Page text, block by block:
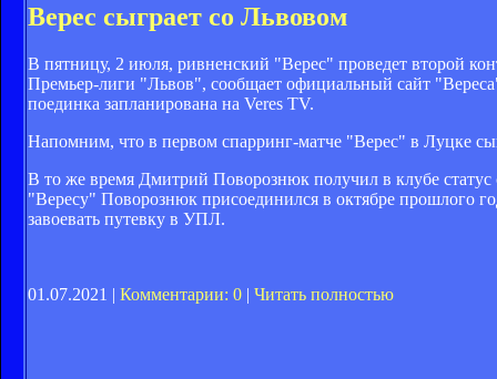
Верес сыграет со Львовом
В пятницу, 2 июля, ривненский "Верес" проведет второй
Премьер-лиги "Львов", сообщает официальный сайт
поединка запланирована на Veres TV.
Напомним, что в первом спарринг-матче "Верес" в Луцке
В то же время Дмитрий Поворознюк получил в клубе статус
"Вересу" Поворознюк присоединился в октябре прошлого
завоевать путевку в УПЛ.
01.07.2021 | Комментарии: 0 | Читать полностью